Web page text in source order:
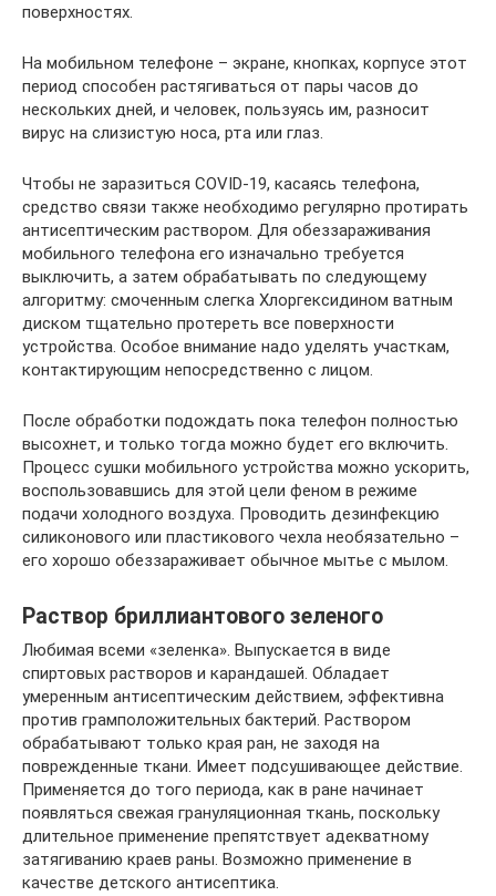
поверхностях.
На мобильном телефоне – экране, кнопках, корпусе этот
период способен растягиваться от пары часов до
нескольких дней, и человек, пользуясь им, разносит
вирус на слизистую носа, рта или глаз.
Чтобы не заразиться COVID-19, касаясь телефона,
средство связи также необходимо регулярно протирать
антисептическим раствором. Для обеззараживания
мобильного телефона его изначально требуется
выключить, а затем обрабатывать по следующему
алгоритму: смоченным слегка Хлоргексидином ватным
диском тщательно протереть все поверхности
устройства. Особое внимание надо уделять участкам,
контактирующим непосредственно с лицом.
После обработки подождать пока телефон полностью
высохнет, и только тогда можно будет его включить.
Процесс сушки мобильного устройства можно ускорить,
воспользовавшись для этой цели феном в режиме
подачи холодного воздуха. Проводить дезинфекцию
силиконового или пластикового чехла необязательно –
его хорошо обеззараживает обычное мытье с мылом.
Раствор бриллиантового зеленого
Любимая всеми «зеленка». Выпускается в виде
спиртовых растворов и карандашей. Обладает
умеренным антисептическим действием, эффективна
против грамположительных бактерий. Раствором
обрабатывают только края ран, не заходя на
поврежденные ткани. Имеет подсушивающее действие.
Применяется до того периода, как в ране начинает
появляться свежая грануляционная ткань, поскольку
длительное применение препятствует адекватному
затягиванию краев раны. Возможно применение в
качестве детского антисептика.